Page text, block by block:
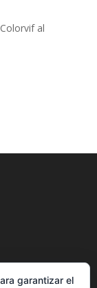
al
garantizar el